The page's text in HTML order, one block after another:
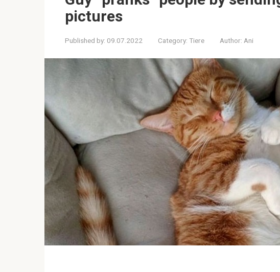
pictures
Published by: 09.07.2022 Category: Tiere Author: Ani